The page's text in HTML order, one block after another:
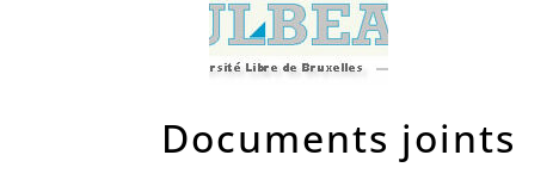
Documents joints